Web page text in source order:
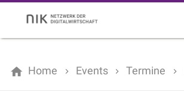
Home Events Termine